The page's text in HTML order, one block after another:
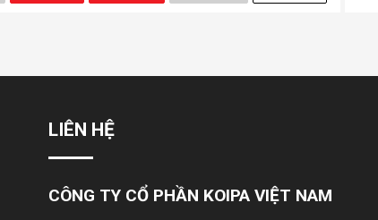
LIÊN HỆ
CÔNG TY CỔ PHẦN KOIPA VIỆT NAM